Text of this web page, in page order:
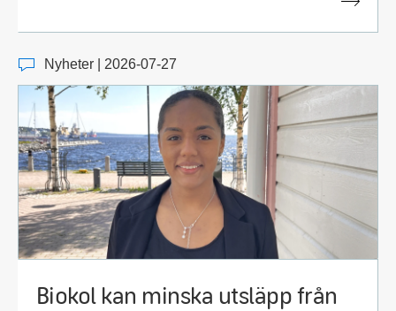
Nyheter | 2026-07-27
Biokol kan minska utsläpp från